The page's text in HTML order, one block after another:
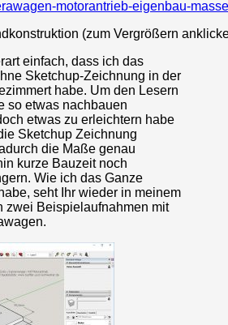
(zum Vergrößern
einfach, dass ich das
Sketchup-Zeichnung in der
habe. Um den Lesern
so etwas nachbauen
etwas zu erleichtern habe
Sketchup Zeichnung
die Maße genau
kurze Bauzeit noch
Wie ich das Ganze
seht Ihr wieder in meinem
zwei Beispielaufnahmen mit